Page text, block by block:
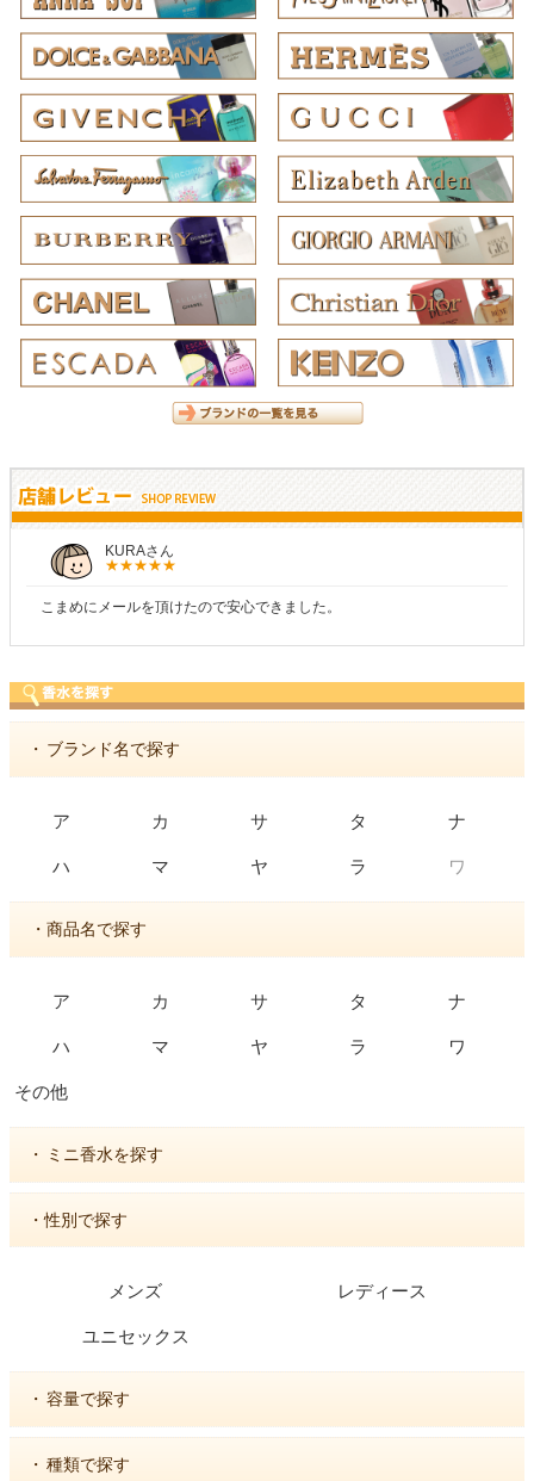
KURAさん
こまめにメールを頂けたので安心できました。
・ ブランド名で探す
ア カ サ タ ナ
ハ マ ヤ ラ ワ
・商品名で探す
ア カ サ タ ナ
ハ マ ヤ ラ ワ
その他
・ ミニ香水を探す
・性別で探す
メンズ レディース
ユニセックス
・ 容量で探す
・ 種類で探す